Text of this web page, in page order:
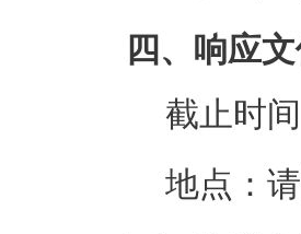
四、响应
截止时间
地点：